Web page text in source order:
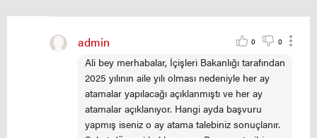
admin 0 0
Ali bey merhabalar, İçişleri Bakanlığı tarafından
2025 yılının aile yılı olması nedeniyle her ay
atamalar yapılacağı açıklanmıştı ve her ay
atamalar açıklanıyor. Hangi ayda başvuru
yapmış iseniz o ay atama talebiniz sonuçlanır.